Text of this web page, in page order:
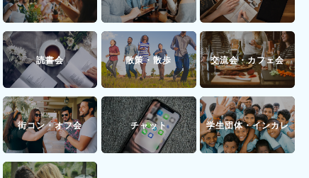
読書会 散策・散歩 交流会・カフェ会
街コン・オフ会 チャット 学生団体・インカレ